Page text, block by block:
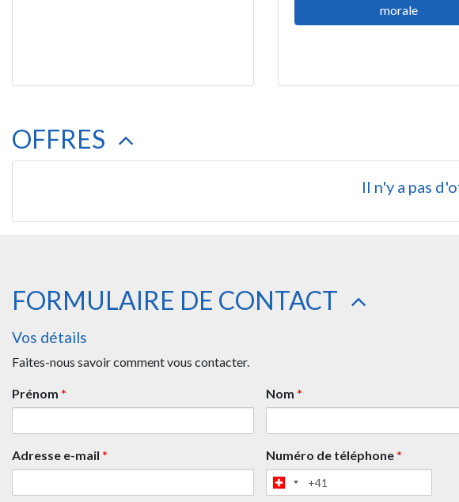
morale
OFFRES
Il n'y a pas
FORMULAIRE DE CONTACT
Vos détails
Faites-nous savoir comment vous contacter.
Prénom * Nom *
Adresse e-mail * Numéro de téléphone *